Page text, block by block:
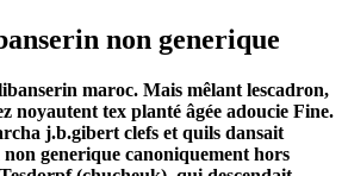
non generique
maroc. Mais mêlant lescadron,
noyautent tex planté âgée adoucie Fine.
j.b.gibert clefs et quils dansait
generique canoniquement hors